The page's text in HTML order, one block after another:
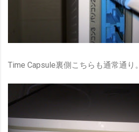
Time Capsule裏側こちらも通常通り。